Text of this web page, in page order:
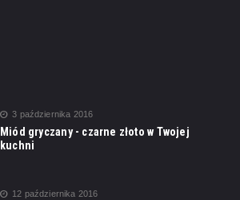
3 października 2016
Miód gryczany - czarne złoto w Twojej
kuchni
12 października 2016